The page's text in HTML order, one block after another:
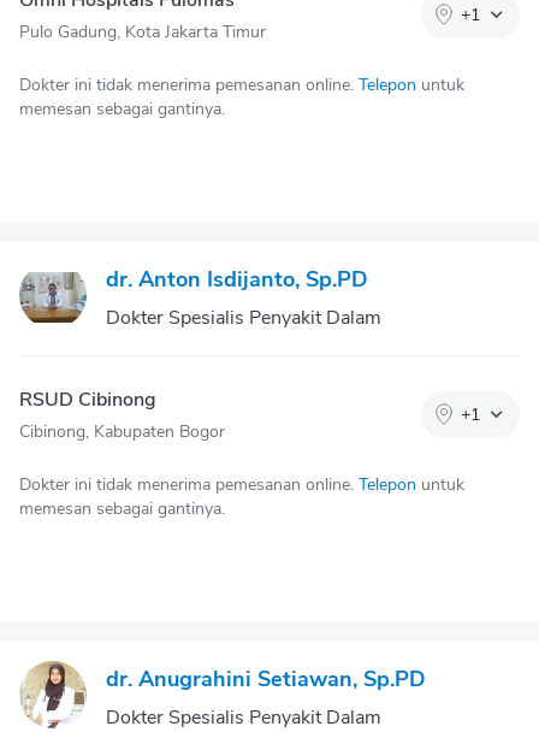
Pulo Gadung, Kota Jakarta Timur
+1
Dokter ini tidak menerima pemesanan online. Telepon untuk
memesan sebagai gantinya.
dr. Anton Isdijanto, Sp.PD
Dokter Spesialis Penyakit Dalam
RSUD Cibinong
Cibinong, Kabupaten Bogor
+1
Dokter ini tidak menerima pemesanan online. Telepon untuk
memesan sebagai gantinya.
dr. Anugrahini Setiawan, Sp.PD
Dokter Spesialis Penyakit Dalam